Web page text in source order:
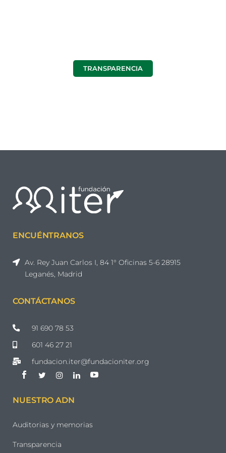
TRANSPARENCIA
ENCUÉNTRANOS
Av. Rey Juan Carlos I, 84 1° Oficinas 5-6 28915
Leganés, Madrid
CONTÁCTANOS
91 690 78 53
601 46 27 21
fundacion.iter@fundacioniter.org
NUESTRO ADN
Auditorias y memorias
Transparencia